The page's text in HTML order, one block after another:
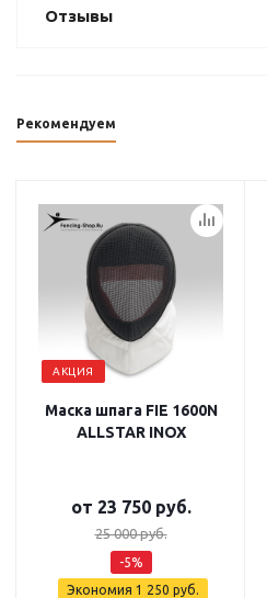
Отзывы
Рекомендуем
АКЦИЯ
Маска шпага FIE 1600N
ALLSTAR INOX
от 23 750 руб.
25 000 руб.
-5%
Экономия 1 250 руб.